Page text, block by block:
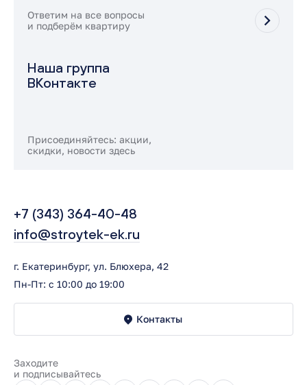
Ответим на все вопросы
и подберём квартиру
Наша группа
ВКонтакте
Присоединяйтесь: акции,
скидки, новости здесь
+7 (343) 364-40-48
info@stroytek-ek.ru
г. Екатеринбург, ул. Блюхера, 42
Пн-Пт: с 10:00 до 19:00
Контакты
Заходите
и подписывайтесь